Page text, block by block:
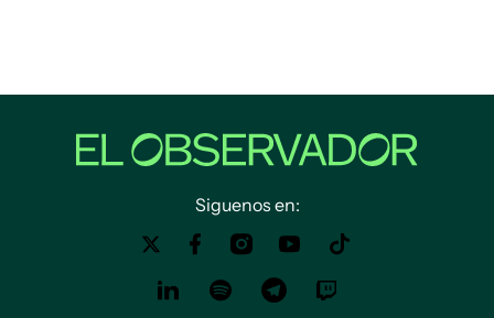
Siguenos en: